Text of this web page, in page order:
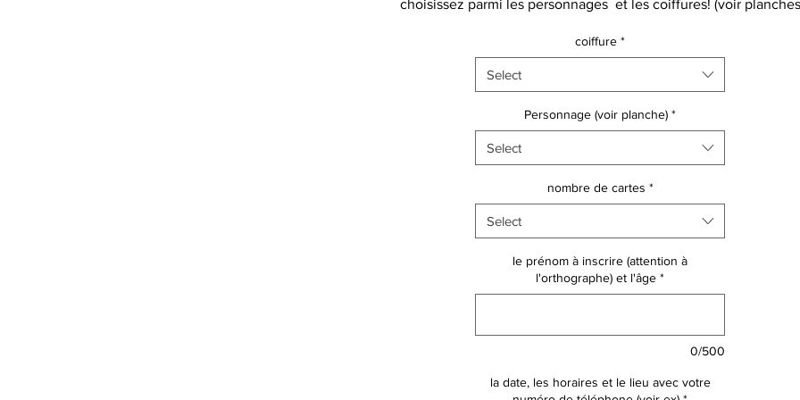
choisissez parmi les personnages et les coiffures! (voir planches
faites vous plaisir, ou laisser parler le coeur de votre enfant!! :)
ATTENTION certains personnages ont une coiffure prédéfinie
pas de coiffures possibles.
complétez ensuite avec son prénom, son âge, la date, les horaires
ATTENTION, les design ne sont pas modifiables, et les couleurs
Il n' a pas de place pour improviser un texte autre que les
information demandées, merci de votre compréhension!
coiffure *
Select
Personnage (voir planche) *
Select
nombre de cartes *
Select
le prénom à inscrire (attention à
l'orthographe) et l'âge *
0/500
la date, les horaires et le lieu avec votre